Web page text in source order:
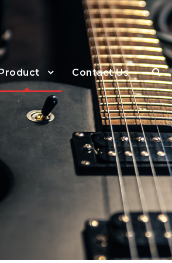
Contact Us